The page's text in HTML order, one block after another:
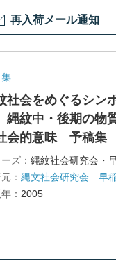
再入荷メール通知
社会をめぐるシン
紋中・後期の物
会的意味 予稿集
ズ：
：
： 2005